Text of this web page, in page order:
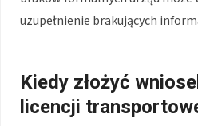
uzupełnienie brakujących
Kiedy złożyć
licencji